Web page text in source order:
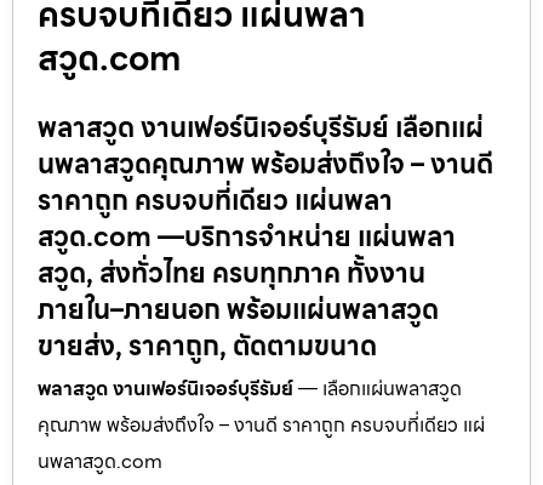
ครบจบที่เดียว แผ่นพลา
สวูด.com
พลาสวูด งานเฟอร์นิเจอร์บุรีรัมย์ เลือกแผ่
นพลาสวูดคุณภาพ พร้อมส่งถึงใจ – งานดี
ราคาถูก ครบจบที่เดียว แผ่นพลา
สวูด.com —บริการจำหน่าย แผ่นพลา
สวูด, ส่งทั่วไทย ครบทุกภาค ทั้งงาน
ภายใน–ภายนอก พร้อมแผ่นพลาสวูด
ขายส่ง, ราคาถูก, ตัดตามขนาด
พลาสวูด งานเฟอร์นิเจอร์บุรีรัมย์— เลือกแผ่นพลาสวูด
คุณภาพ พร้อมส่งถึงใจ – งานดี ราคาถูก ครบจบที่เดียว แผ่
นพลาสวูด.com